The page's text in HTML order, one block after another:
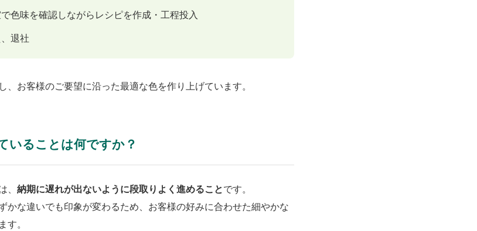
会社概要
色味を確認しながらレシピを作成・工程投入
退社
、お客様のご要望に沿った最適な色を作り上げています。
いることは何ですか？
納期に遅れが出ないように段取りよく進めることです。
かな違いでも印象が変わるため、お客様の好みに合わせた細やかな
。